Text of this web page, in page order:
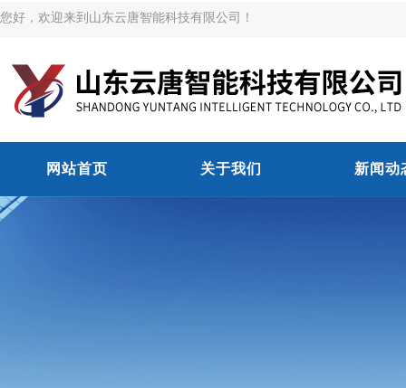
您好，欢迎来到山东云唐智能科技有限公司！
网站首页 关于我们 新闻动